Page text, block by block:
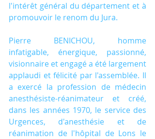
l'intérêt général du département et à
promouvoir le renom du Jura.
Pierre BENICHOU, homme
infatigable, énergique, passionné,
visionnaire et engagé a été largement
applaudi et félicité par l'assemblée. Il
a exercé la profession de médecin
anesthésiste-réanimateur et créé,
dans les années 1970, le service des
Urgences, d'anesthésie et de
réanimation de l'hôpital de Lons le